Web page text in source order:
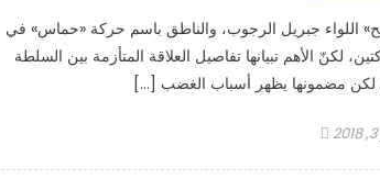
اللواء جبريل الرجوب، والناطق باسم حركة «حماس» في
لكنّ الأهم تبيانها تفاصيل العلاقة المتأزمة بين السلطة
مضمونها يظهر أسباب الغضب […]
Posted